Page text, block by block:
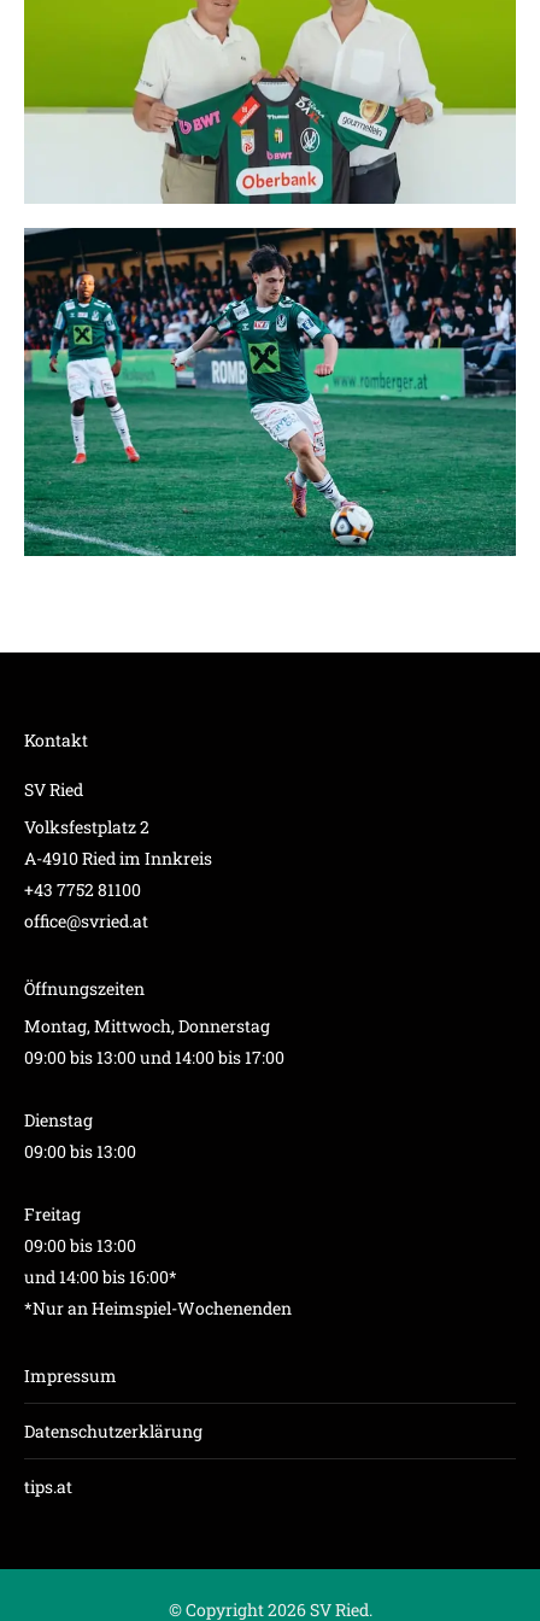
Kontakt
SV Ried
Volksfestplatz 2
A-4910 Ried im Innkreis
+43 7752 81100
office@svried.at
Öffnungszeiten
Montag, Mittwoch, Donnerstag
09:00 bis 13:00 und 14:00 bis 17:00
Dienstag
09:00 bis 13:00
Freitag
09:00 bis 13:00
und 14:00 bis 16:00*
*Nur an Heimspiel-Wochenenden
Impressum
Datenschutzerklärung
tips.at
© Copyright 2026 SV Ried.